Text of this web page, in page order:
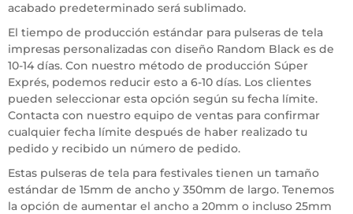
acabado predeterminado será sublimado.
El tiempo de producción estándar para pulseras de tela
impresas personalizadas con diseño Random Black es de
10-14 días. Con nuestro método de producción Súper
Exprés, podemos reducir esto a 6-10 días. Los clientes
pueden seleccionar esta opción según su fecha límite.
Contacta con nuestro equipo de ventas para confirmar
cualquier fecha límite después de haber realizado tu
pedido y recibido un número de pedido.
Estas pulseras de tela para festivales tienen un tamaño
estándar de 15mm de ancho y 350mm de largo. Tenemos
la opción de aumentar el ancho a 20mm o incluso 25mm